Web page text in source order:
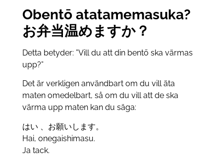
Obentō atatamemasuka?
お弁当温めますか？
Detta betyder: ”Vill du att din bentō ska värmas
upp?”
Det är verkligen användbart om du vill äta
maten omedelbart, så om du vill att de ska
värma upp maten kan du säga:
はい 、お願いします。
Hai, onegaishimasu.
Ja tack.